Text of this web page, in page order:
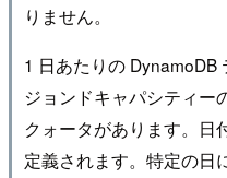
りません。
1 日あたりの
ジョンドキャパシティー
クォータがあります。日
定義されます。特定の日